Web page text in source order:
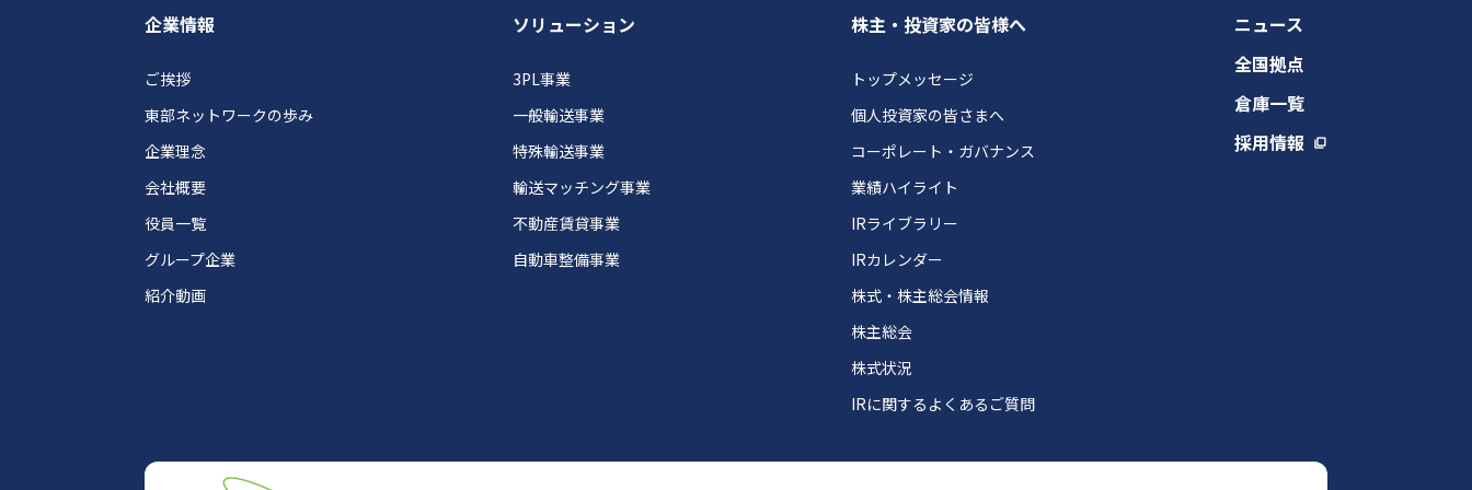
企業情報
ご挨拶
東部ネットワークの歩み
企業理念
会社概要
役員一覧
グループ企業
紹介動画
ソリューション
3PL事業
一般輸送事業
特殊輸送事業
輸送マッチング事業
不動産賃貸事業
自動車整備事業
株主・投資家の皆様へ
トップメッセージ
個人投資家の皆さまへ
コーポレート・ガバナンス
業績ハイライト
IRライブラリー
IRカレンダー
株式・株主総会情報
株主総会
株式状況
IRに関するよくあるご質問
ニュース
全国拠点
倉庫一覧
採用情報